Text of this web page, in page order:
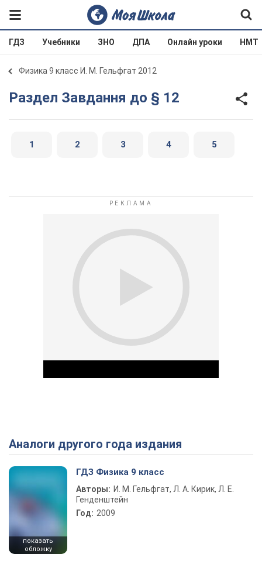
ГДЗ Учебники ЗНО ДПА Онлайн уроки НМТ
Физика 9 класс И. М. Гельфгат 2012
Раздел Завдання до § 12
1 2 3 4 5
Play Video
Аналоги другого года издания
показать
обложку
ГДЗ Физика 9 класс
Авторы: И. М. Гельфгат, Л. А. Кирик, Л. Е.
Генденштейн
Год: 2009